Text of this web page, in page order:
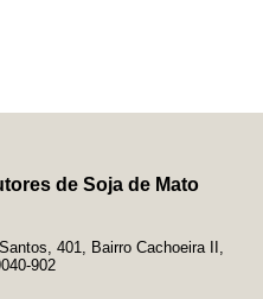
de Soja de Mato
401, Bairro Cachoeira II,
902